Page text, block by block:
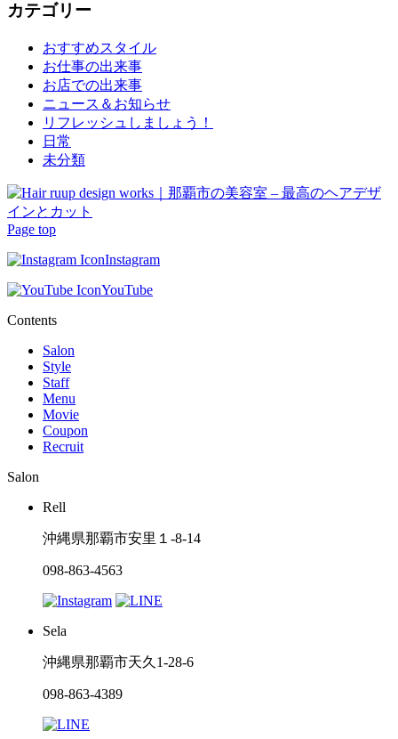
カテゴリー
おすすめスタイル
お仕事の出来事
お店での出来事
ニュース＆お知らせ
リフレッシュしましょう！
日常
未分類
Page top
Instagram
YouTube
Contents
Salon
Style
Staff
Menu
Movie
Coupon
Recruit
Salon
Rell
沖縄県那覇市安里１-8-14
098-863-4563
Sela
沖縄県那覇市天久1-28-6
098-863-4389